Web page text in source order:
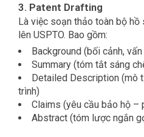
3. Patent Drafting
Là việc soạn thảo toàn bộ
lên USPTO. Bao gồm:
Background (bối cảnh,
Summary (tóm tắt sáng
Detailed Description (mô
trình)
Claims (yêu cầu bảo hộ –
Abstract (tóm lược ngắn